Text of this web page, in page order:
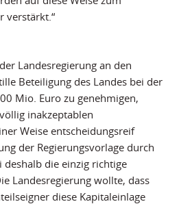
verstärkt.“
Landesregierung an den
Beteiligung des Landes bei der
Mio. Euro zu genehmigen,
inakzeptablen
Weise entscheidungsreif
der Regierungsvorlage durch
deshalb die einzig richtige
Landesregierung wollte, dass
diese Kapitaleinlage